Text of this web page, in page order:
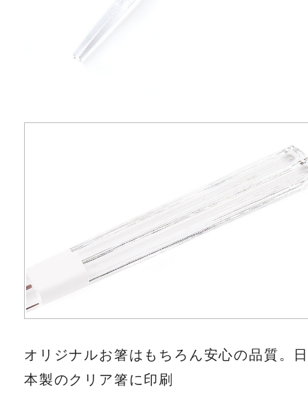
オリジナルお箸はもちろん安心の品質。
本製のクリア箸に印刷